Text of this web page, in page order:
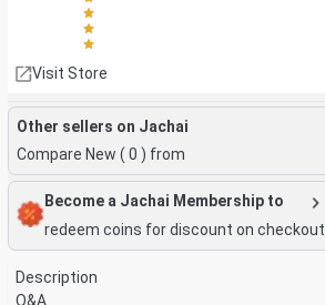
Visit Store
Other sellers on Jachai
Compare New ( 0 ) from
Become a Jachai Membership to
redeem coins for discount on checkout
Description
Q&A